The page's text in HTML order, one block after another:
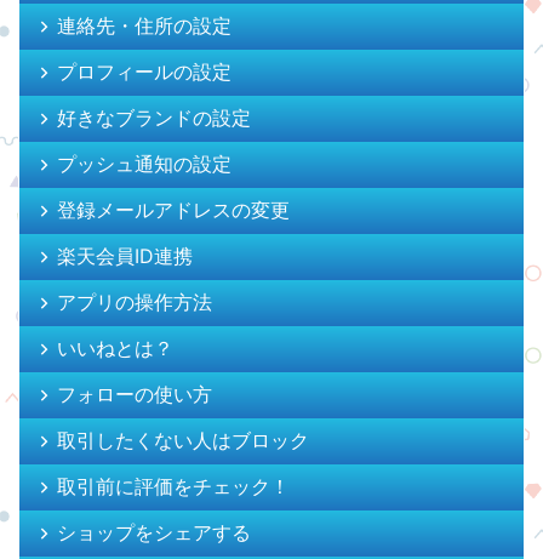
連絡先・住所の設定
プロフィールの設定
好きなブランドの設定
プッシュ通知の設定
登録メールアドレスの変更
楽天会員ID連携
アプリの操作方法
いいねとは？
フォローの使い方
取引したくない人はブロック
取引前に評価をチェック！
ショップをシェアする